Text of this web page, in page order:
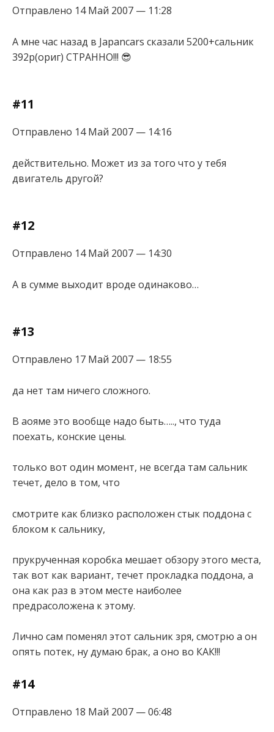
Отправлено 14 Май 2007 — 11:28
А мне час назад в Japancars сказали 5200+сальник
392р(ориг) СТРАННО!!! 😎
#11
Отправлено 14 Май 2007 — 14:16
действительно. Может из за того что у тебя
двигатель другой?
#12
Отправлено 14 Май 2007 — 14:30
А в сумме выходит вроде одинаково…
#13
Отправлено 17 Май 2007 — 18:55
да нет там ничего сложного.
В аояме это вообще надо быть….., что туда
поехать, конские цены.
только вот один момент, не всегда там сальник
течет, дело в том, что
смотрите как близко расположен стык поддона с
блоком к сальнику,
прукрученная коробка мешает обзору этого места,
так вот как вариант, течет прокладка поддона, а
она как раз в этом месте наиболее
предрасоложена к этому.
Лично сам поменял этот сальник зря, смотрю а он
опять потек, ну думаю брак, а оно во КАК!!!
#14
Отправлено 18 Май 2007 — 06:48